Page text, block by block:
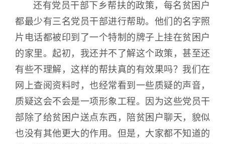
还有党员干部下乡帮扶的政策，每名贫困户
都最少有三名党员干部进行帮助。他们的名字照
片电话都被印到了一个特制的牌子上挂在贫困户
的家里。起初，我还并不了解这个政策，甚至还
有些不理解，这样的帮扶真的有效果吗？我们在
网上查阅资料时，也经常看到一些质疑的声音，
质疑这会不会是一项形象工程。因为这些党员干
部除了给贫困户送点东西，陪贫困户聊天，貌似
也没有其他更大的作用。但是，大家都不知道的